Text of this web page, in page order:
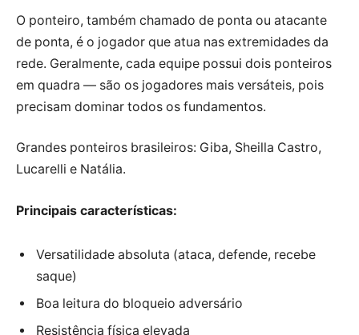
O ponteiro, também chamado de ponta ou atacante
de ponta, é o jogador que atua nas extremidades da
rede. Geralmente, cada equipe possui dois ponteiros
em quadra — são os jogadores mais versáteis, pois
precisam dominar todos os fundamentos.
Grandes ponteiros brasileiros: Giba, Sheilla Castro,
Lucarelli e Natália.
Principais características:
Versatilidade absoluta (ataca, defende, recebe
saque)
Boa leitura do bloqueio adversário
Resistência física elevada